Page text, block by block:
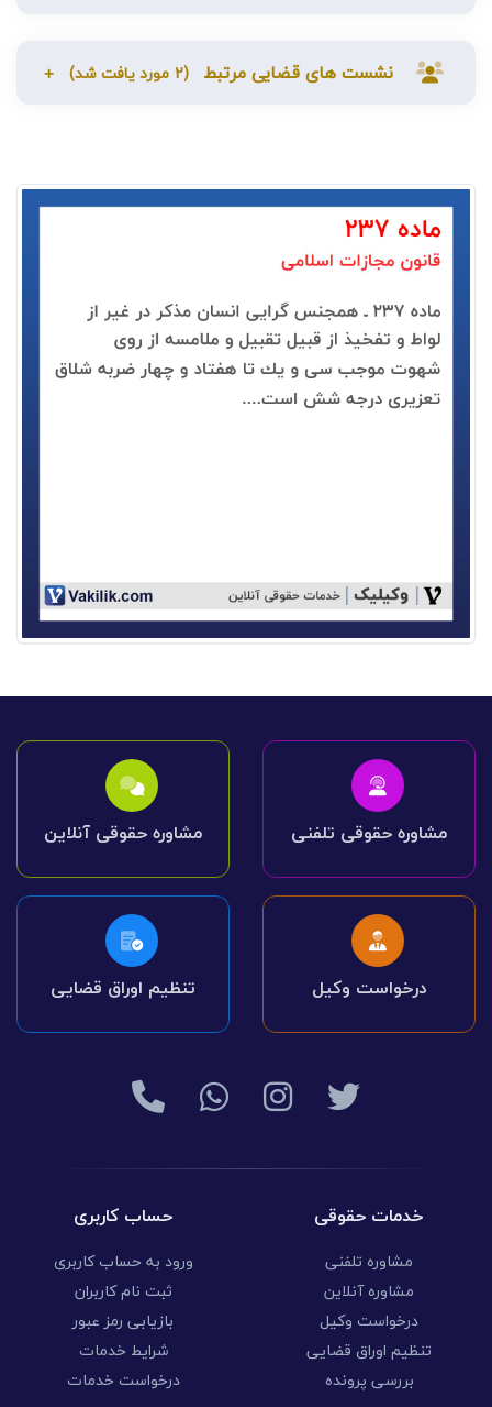
نشست های قضایی مرتبط (2 مورد یافت شد)
مشاوره حقوقی تلفنی مشاوره حقوقی آنلاین
درخواست وکیل تنظیم اوراق قضایی
خدمات حقوقی
مشاوره تلفنی
مشاوره آنلاین
درخواست وکیل
تنظیم اوراق قضایی
بررسی پرونده
حساب کاربری
ورود به حساب کاربری
ثبت نام کاربران
بازیابی رمز عبور
شرایط خدمات
درخواست خدمات